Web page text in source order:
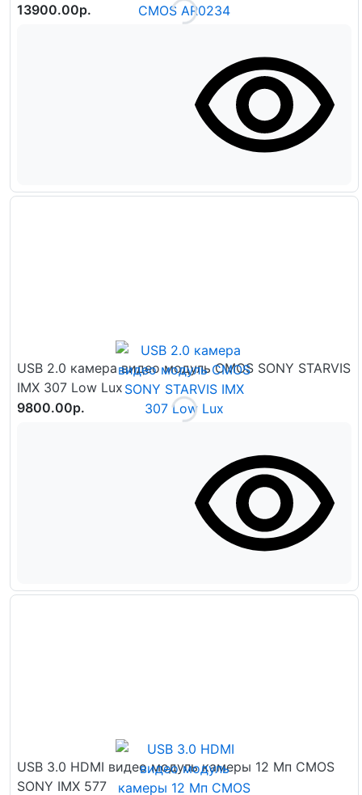
13900.00р.
USB 2.0 камера видео модуль CMOS SONY STARVIS
IMX 307 Low Lux
9800.00р.
USB 3.0 HDMI видео модуль камеры 12 Мп CMOS
SONY IMX 577